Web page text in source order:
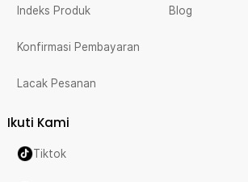
Indeks Produk
Konfirmasi Pembayaran
Lacak Pesanan
Blog
Ikuti Kami
Tiktok